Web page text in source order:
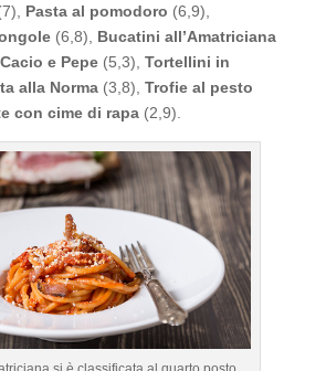
Pasta al pomodoro (6,9),
(6,8), Bucatini all’Amatriciana
e Pepe(5,3), Tortellini in
alla Norma(3,8), Trofie al pesto
con cime di rapa(2,9).